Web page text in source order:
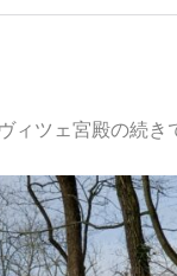
ィツェ宮殿の続き